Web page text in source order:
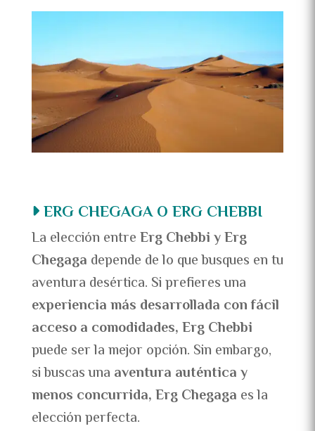
ERG CHEGAGA O ERG CHEBBI
La elección entreErg Chebbi y Erg
Chegaga depende de lo que busques en tu
aventura desértica. Si prefieres una
experiencia más desarrollada con fácil
acceso a comodidades, Erg Chebbi
puede ser la mejor opción. Sin embargo,
si buscas una aventura auténtica y
menos concurrida, Erg Chegaga es la
elección perfecta.